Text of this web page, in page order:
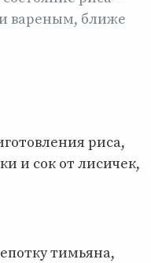
вареным, ближе
риса,
и сок от лисичек,
тимьяна,